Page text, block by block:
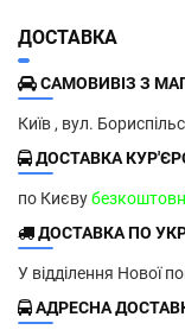
ДОСТАВКА
САМОВИВІЗ З
Київ , вул.
ДОСТАВКА
по Києву
ДОСТАВКА ПО
У відділення Нової
АДРЕСНА